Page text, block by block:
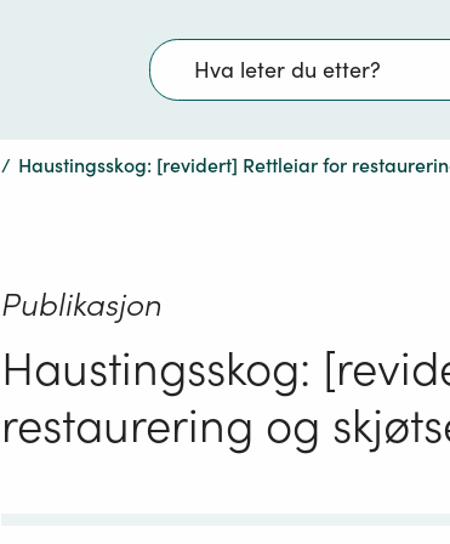
Søk
/ Haustingsskog: [revidert] Rettleiar for
Publikasjon
Haustingsskog:
restaurering og